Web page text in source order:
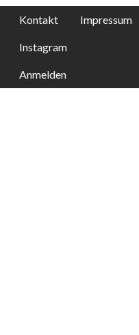
Kontakt Impressum
Instagram
Anmelden